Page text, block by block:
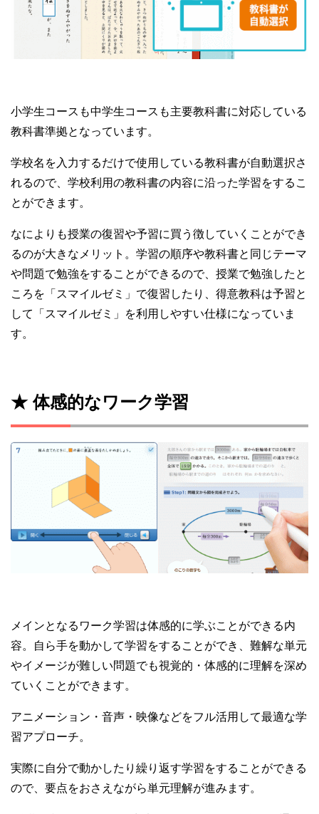
小学生コースも中学生コースも主要教科書に対応している
教科書準拠となっています。
学校名を入力するだけで使用している教科書が自動選択さ
れるので、学校利用の教科書の内容に沿った学習をするこ
とができます。
なによりも授業の復習や予習に買う徴していくことができ
るのが大きなメリット。学習の順序や教科書と同じテーマ
や問題で勉強をすることができるので、授業で勉強したと
ころを「スマイルゼミ」で復習したり、得意教科は予習と
して「スマイルゼミ」を利用しやすい仕様になっていま
す。
★ 体感的なワーク学習
メインとなるワーク学習は体感的に学ぶことができる内
容。自ら手を動かして学習をすることができ、難解な単元
やイメージが難しい問題でも視覚的・体感的に理解を深め
ていくことができます。
アニメーション・音声・映像などをフル活用して最適な学
習アプローチ。
実際に自分で動かしたり繰り返す学習をすることができる
ので、要点をおさえながら単元理解が進みます。